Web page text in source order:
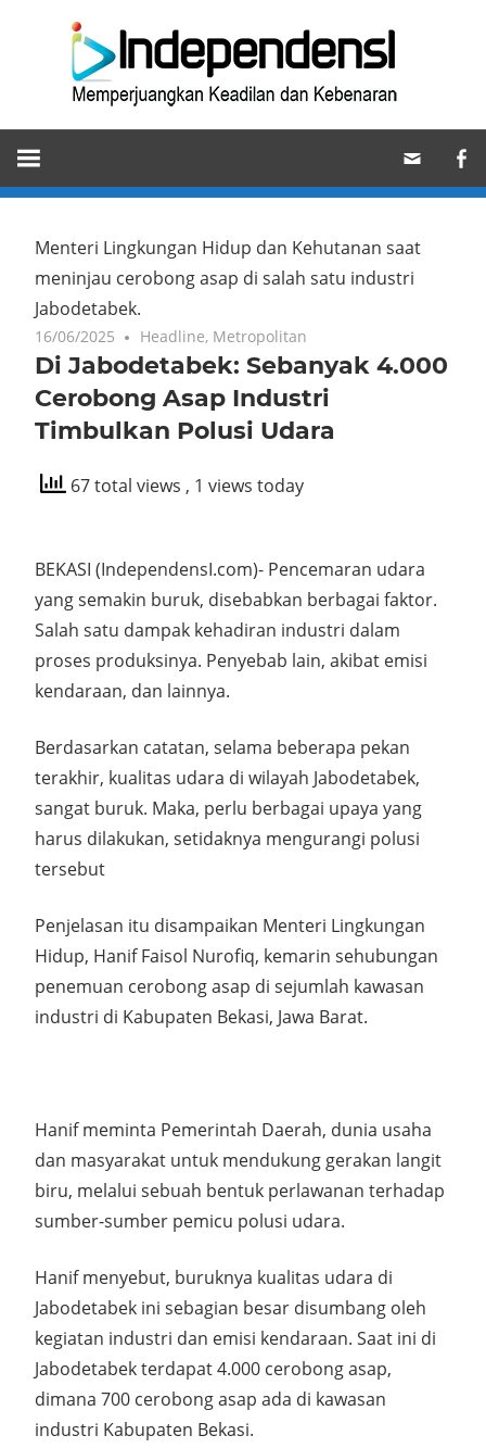
Memperjuangkan
Keadilan
dan
Menteri Lingkungan Hidup dan Kehutanan saat
meninjau cerobong asap di salah satu industri
Jabodetabek.
16/06/2025 Headline, Metropolitan
Di Jabodetabek: Sebanyak 4.000
Cerobong Asap Industri
Timbulkan Polusi Udara
67 total views , 1 views today
BEKASI (IndependensI.com)- Pencemaran udara
yang semakin buruk, disebabkan berbagai faktor.
Salah satu dampak kehadiran industri dalam
proses produksinya. Penyebab lain, akibat emisi
kendaraan, dan lainnya.
Berdasarkan catatan, selama beberapa pekan
terakhir, kualitas udara di wilayah Jabodetabek,
sangat buruk. Maka, perlu berbagai upaya yang
harus dilakukan, setidaknya mengurangi polusi
tersebut
Penjelasan itu disampaikan Menteri Lingkungan
Hidup, Hanif Faisol Nurofiq, kemarin sehubungan
penemuan cerobong asap di sejumlah kawasan
industri di Kabupaten Bekasi, Jawa Barat.
Hanif meminta Pemerintah Daerah, dunia usaha
dan masyarakat untuk mendukung gerakan langit
biru, melalui sebuah bentuk perlawanan terhadap
sumber-sumber pemicu polusi udara.
Hanif menyebut, buruknya kualitas udara di
Jabodetabek ini sebagian besar disumbang oleh
kegiatan industri dan emisi kendaraan. Saat ini di
Jabodetabek terdapat 4.000 cerobong asap,
dimana 700 cerobong asap ada di kawasan
industri Kabupaten Bekasi.